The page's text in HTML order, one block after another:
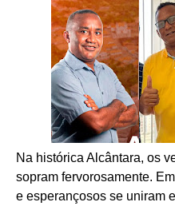
Na histórica Alcântara, os
sopram fervorosamente.
e esperançosos se uniram